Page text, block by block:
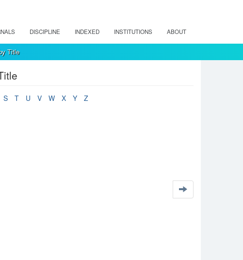
DISCIPLINE INDEXED INSTITUTIONS ABOUT
Title
S T U V W X Y Z